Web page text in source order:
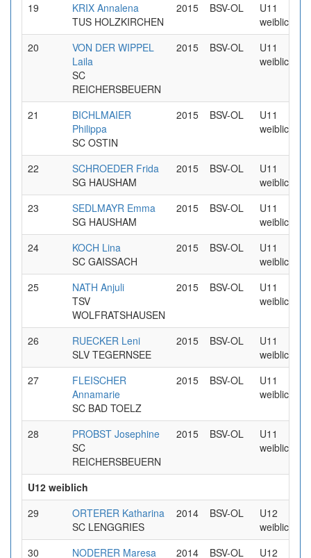
19
KRIX Annalena
TUS HOLZKIRCHEN
2015 BSV-OL
U11
weiblich
20
VON DER WIPPEL
Laila
SC
REICHERSBEUERN
2015 BSV-OL
U11
weiblich
21
BICHLMAIER
Philippa
SC OSTIN
2015 BSV-OL
U11
weiblich
22
SCHROEDER Frida
SG HAUSHAM
2015 BSV-OL
U11
weiblich
23
SEDLMAYR Emma
SG HAUSHAM
2015 BSV-OL
U11
weiblich
24
KOCH Lina
SC GAISSACH
2015 BSV-OL
U11
weiblich
25
NATH Anjuli
TSV
WOLFRATSHAUSEN
2015 BSV-OL
U11
weiblich
26
RUECKER Leni
SLV TEGERNSEE
2015 BSV-OL
U11
weiblich
27
FLEISCHER
Annamarie
SC BAD TOELZ
2015 BSV-OL
U11
weiblich
28
PROBST Josephine
SC
REICHERSBEUERN
2015 BSV-OL
U11
weiblich
U12 weiblich
29
ORTERER Katharina
SC LENGGRIES
2014 BSV-OL
U12
weiblich
30
NODERER Maresa 2014 BSV-OL U12